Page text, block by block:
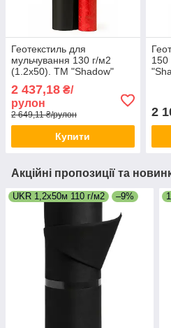
Геотекстиль для
мульчування 130 г/м2
(1.2х50). ТМ "Shadow"
2 437,18 ₴/
рулон
2 649,11 ₴/рулон
Купити
2
Акційні пропозиції та
UKR 1,2х50м 110 г/м2 –9%